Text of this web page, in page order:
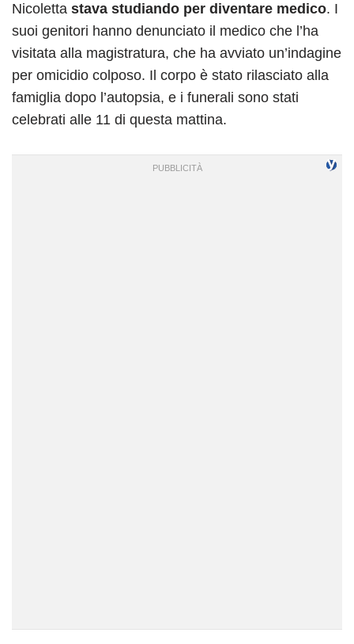
Nicoletta stava studiando per diventare medico. I
suoi genitori hanno denunciato il medico che l’ha
visitata alla magistratura, che ha avviato un’indagine
per omicidio colposo. Il corpo è stato rilasciato alla
famiglia dopo l’autopsia, e i funerali sono stati
celebrati alle 11 di questa mattina.